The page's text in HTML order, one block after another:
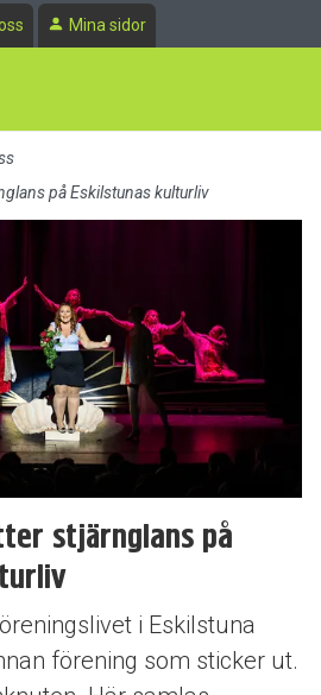
Mina sidor
på Eskilstunas kulturliv
stjärnglans på
i Eskilstuna
förening som sticker ut.